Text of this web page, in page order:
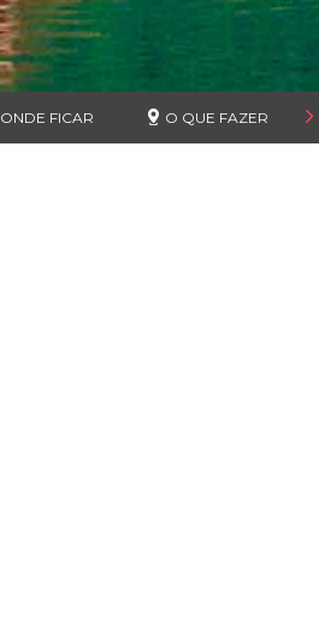
ONDE FICAR O QUE FAZER